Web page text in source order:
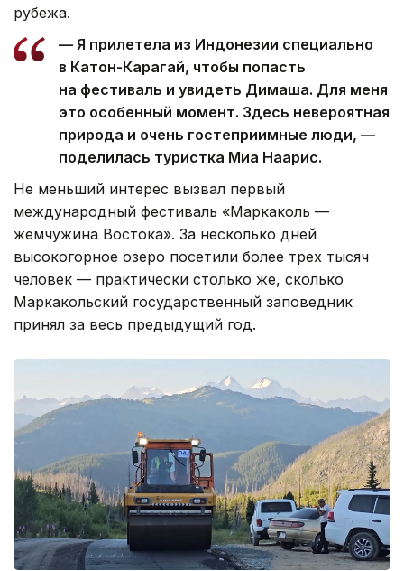
рубежа.
— Я прилетела из Индонезии специально
в Катон-Карагай, чтобы попасть
на фестиваль и увидеть Димаша. Для меня
это особенный момент. Здесь невероятная
природа и очень гостеприимные люди, —
поделилась туристка Миа Наарис.
Не меньший интерес вызвал первый
международный фестиваль «Маркаколь —
жемчужина Востока». За несколько дней
высокогорное озеро посетили более трех тысяч
человек — практически столько же, сколько
Маркакольский государственный заповедник
принял за весь предыдущий год.